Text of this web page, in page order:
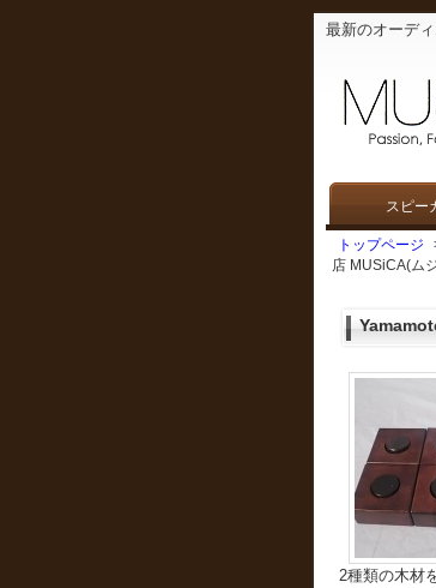
最新のオーデ
スピー
トップページ
店 MUSiCA(ム
2種類の木材